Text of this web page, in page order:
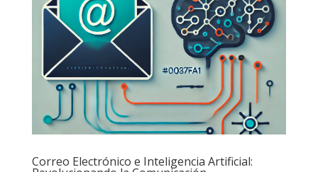
Correo Electrónico e Inteligencia Artificial: